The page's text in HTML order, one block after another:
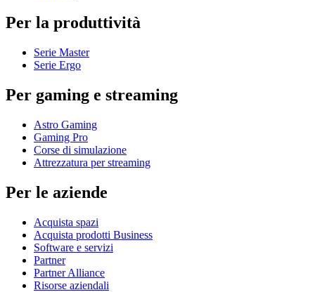
Per la produttività
Serie Master
Serie Ergo
Per gaming e streaming
Astro Gaming
Gaming Pro
Corse di simulazione
Attrezzatura per streaming
Per le aziende
Acquista spazi
Acquista prodotti Business
Software e servizi
Partner
Partner Alliance
Risorse aziendali